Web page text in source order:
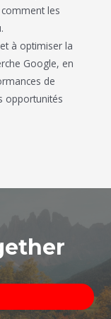
les
à optimiser la
Google, en
de
opportunités